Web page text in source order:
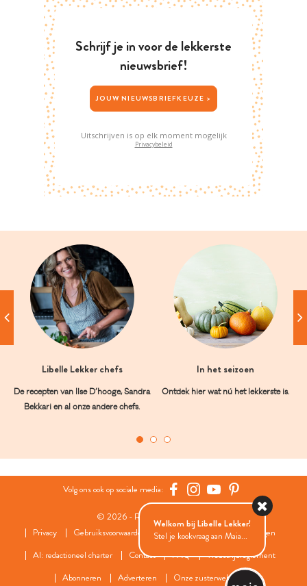
Schrijf je in voor de lekkerste
nieuwsbrief!
JOUW NIEUWSBRIEFKEUZE >
Uitschrijven is op elk moment mogelijk
Privacybeleid
Libelle Lekker chefs
De recepten van Ilse D’hooge, Sandra
Bekkari en al onze andere chefs.
In het seizoen
Ontdek hier wat nú het lekkerste is.
Volg ons ook op sociale media:
© 2026 - Roularta Media Group
Privacy
Gebruiksvoorwaarden Cookies
Cookies instellingen
AI: redactioneel charter
Contact FAQ
Wedstrijdreglement
Abonneren
Adverteren Onze zusterwebsites
Welkom bij Libelle Lekker!
Stel je kookvraag aan Maia...